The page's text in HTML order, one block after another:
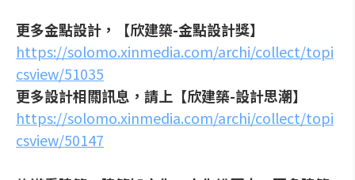
更多金點設計，【欣建築-金點設計獎】
https://solomo.xinmedia.com/archi/collect/topi
csview/51035
更多設計相關訊息，請上【欣建築-設計思潮】
https://solomo.xinmedia.com/archi/collect/topi
csview/50147